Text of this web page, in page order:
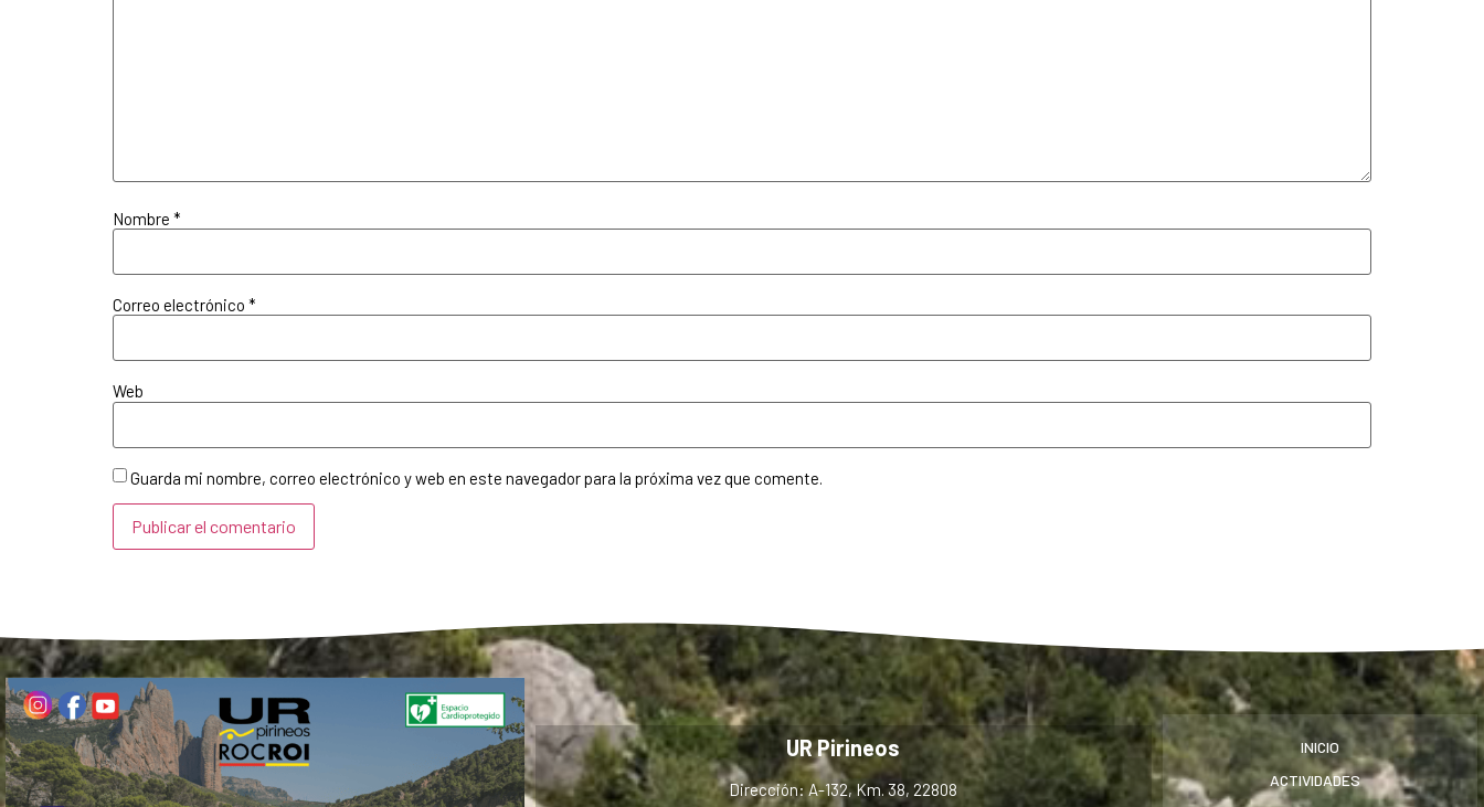
Nombre *
Correo electrónico *
Web
Guarda mi nombre, correo electrónico y web en este navegador para la próxima vez que comente.
UR Pirineos
Dirección: A-132, Km. 38, 22808
INICIO
ACTIVIDADES